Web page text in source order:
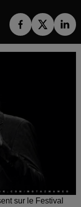
sur le Festival